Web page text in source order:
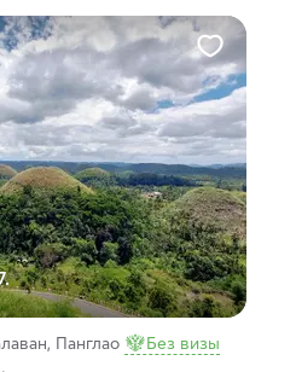
Панглао Без визы